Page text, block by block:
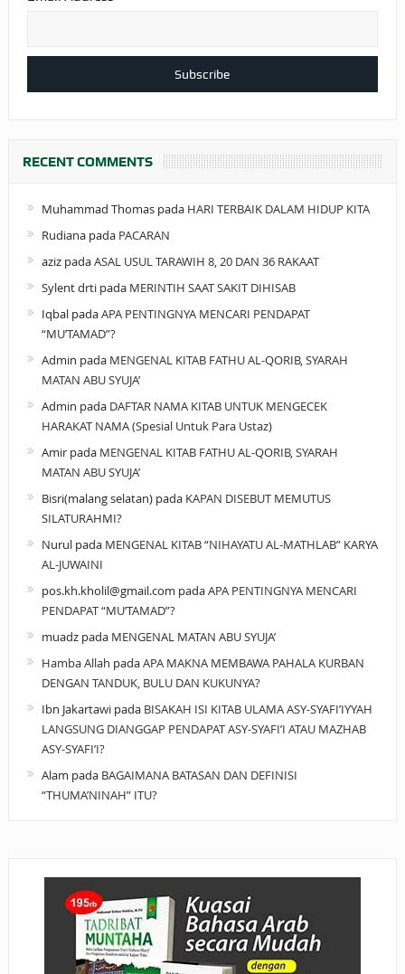
RECENT COMMENTS
Muhammad Thomaspada HARI TERBAIK DALAM HIDUP KITA
Rudianapada PACARAN
azizpadaASAL USUL TARAWIH 8, 20 DAN 36 RAKAAT
Sylent drtipada MERINTIH SAAT SAKIT DIHISAB
IqbalpadaAPA PENTINGNYA MENCARI PENDAPAT
“MU’TAMAD”?
Admin pada MENGENAL KITAB FATHU AL-QORIB, SYARAH
MATAN ABU SYUJA’
Admin pada DAFTAR NAMA KITAB UNTUK MENGECEK
HARAKAT NAMA (Spesial Untuk Para Ustaz)
Amirpada MENGENAL KITAB FATHU AL-QORIB, SYARAH
MATAN ABU SYUJA’
Bisri(malang selatan)pada KAPAN DISEBUT MEMUTUS
SILATURAHMI?
Nurulpada MENGENAL KITAB “NIHAYATU AL-MATHLAB” KARYA
AL-JUWAINI
pos.kh.kholil@gmail.com padaAPA PENTINGNYA MENCARI
PENDAPAT “MU’TAMAD”?
muadzpada MENGENAL MATAN ABU SYUJA’
Hamba Allah padaAPA MAKNA MEMBAWA PAHALA KURBAN
DENGAN TANDUK, BULU DAN KUKUNYA?
Ibn Jakartawipada BISAKAH ISI KITAB ULAMA ASY-SYAFI’IYYAH
LANGSUNG DIANGGAP PENDAPAT ASY-SYAFI’I ATAU MAZHAB
ASY-SYAFI’I?
Alam pada BAGAIMANA BATASAN DAN DEFINISI
“THUMA’NINAH” ITU?